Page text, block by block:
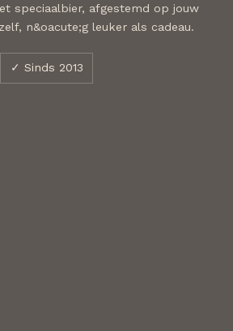
speciaalbier, afgestemd op jouw
n&oacute;g leuker als cadeau.
✓ Sinds 2013